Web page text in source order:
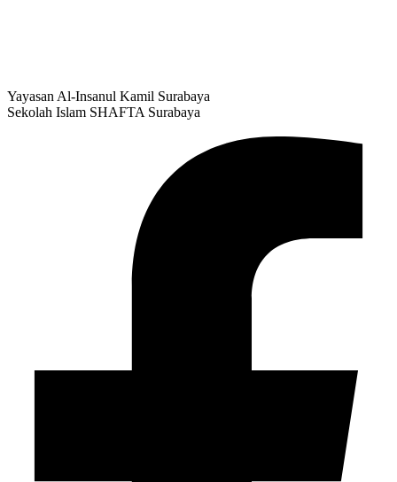
Yayasan Al-Insanul Kamil Surabaya
Sekolah Islam SHAFTA Surabaya